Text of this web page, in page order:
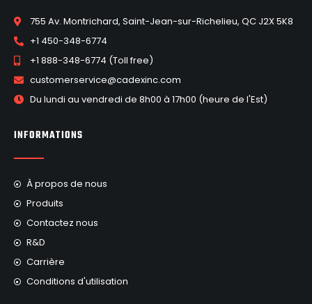
755 Av. Montrichard, Saint-Jean-sur-Richelieu, QC J2X 5K8
+1 450-348-6774
+1 888-348-6774 (Toll free)
customerservice@cadexinc.com
Du lundi au vendredi de 8h00 à 17h00 (heure de l'Est)
INFORMATIONS
À propos de nous
Produits
Contactez nous
R&D
Carrière
Conditions d'utilisation